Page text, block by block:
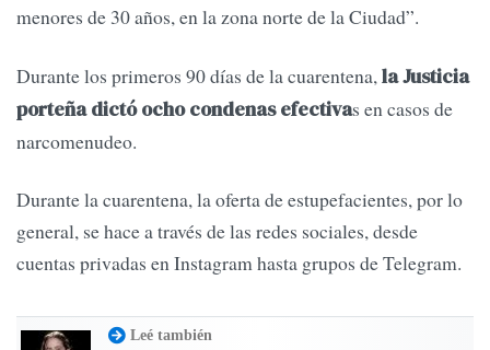
menores de 30 años, en la zona norte de la Ciudad”.
Durante los primeros 90 días de la cuarentena,la Justicia
porteña dictó ocho condenas efectivas en casos de
narcomenudeo.
Durante la cuarentena, la oferta de estupefacientes, por lo
general, se hace a través de las redes sociales, desde
cuentas privadas en Instagram hasta grupos de Telegram.
Leé también